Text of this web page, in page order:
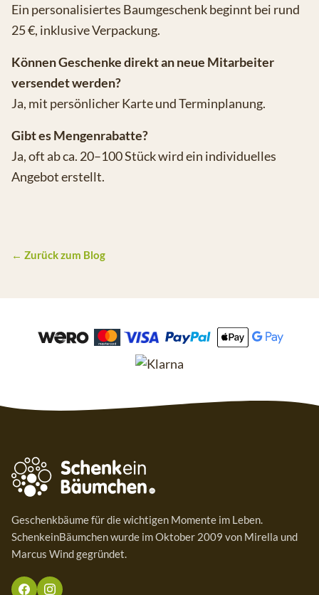
Ein personalisiertes Baumgeschenk beginnt bei rund
25 €, inklusive Verpackung.
Können Geschenke direkt an neue Mitarbeiter
versendet werden?
Ja, mit persönlicher Karte und Terminplanung.
Gibt es Mengenrabatte?
Ja, oft ab ca. 20–100 Stück wird ein individuelles
Angebot erstellt.
← Zurück zum Blog
Geschenkbäume für die wichtigen Momente im Leben.
SchenkeinBäumchen wurde im Oktober 2009 von Mirella und
Marcus Wind gegründet.